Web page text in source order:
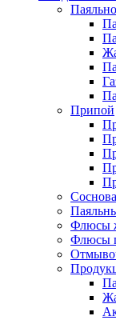
Припой
Флюсы
Флюсы